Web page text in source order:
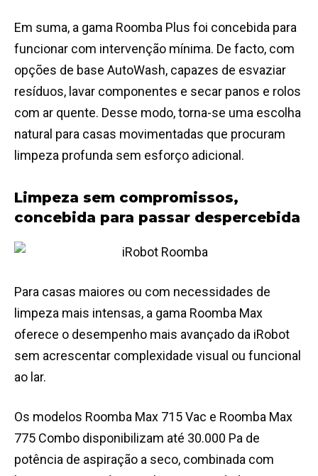
Em suma, a gama Roomba Plus foi concebida para
funcionar com intervenção mínima. De facto, com
opções de base AutoWash, capazes de esvaziar
resíduos, lavar componentes e secar panos e rolos
com ar quente. Desse modo, torna-se uma escolha
natural para casas movimentadas que procuram
limpeza profunda sem esforço adicional.
Limpeza sem compromissos,
concebida para passar despercebida
Para casas maiores ou com necessidades de
limpeza mais intensas, a gama Roomba Max
oferece o desempenho mais avançado da iRobot
sem acrescentar complexidade visual ou funcional
ao lar.
Os modelos Roomba Max 715 Vac e Roomba Max
775 Combo disponibilizam até 30.000 Pa de
potência de aspiração a seco, combinada com